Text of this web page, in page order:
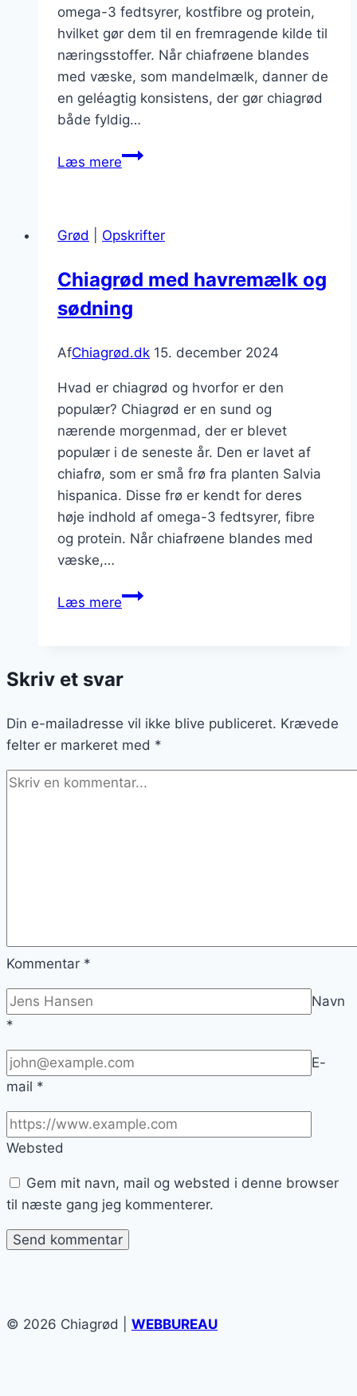
omega-3 fedtsyrer, kostfibre og protein,
hvilket gør dem til en fremragende kilde til
næringsstoffer. Når chiafrøene blandes
med væske, som mandelmælk, danner de
en geléagtig konsistens, der gør chiagrød
både fyldig…
Læs mereChiagrød
blåbær
Grød Opskrifter
Chiagrød med havremælk og
sødning
AfChiagrød.dk 15. december 2024
Hvad er chiagrød og hvorfor er den
populær? Chiagrød er en sund og
nærende morgenmad, der er blevet
populær i de seneste år. Den er lavet af
chiafrø, som er små frø fra planten Salvia
hispanica. Disse frø er kendt for deres
høje indhold af omega-3 fedtsyrer, fibre
og protein. Når chiafrøene blandes med
væske,…
Læs mereChiagrød
sødning
Skriv et svar
Din e-mailadresse vil ikke blive publiceret. Krævede
felter er markeret med *
Kommentar *
Navn
*
E-
mail *
Websted
Gem mit navn, mail og websted i denne browser
til næste gang jeg kommenterer.
© 2026 Chiagrød | WEBBUREAU